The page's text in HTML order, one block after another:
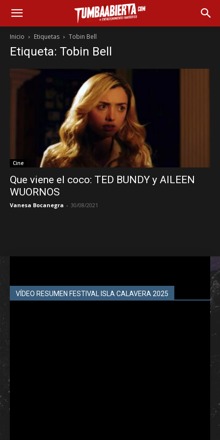
Inicio Etiquetas Tobin Bell
Etiqueta: Tobin Bell
Cine
Que viene el coco: TED BUNDY y AILEEN
WUORNOS
Vanesa Bocanegra - 30/08/2021
VÍDEO RESUMEN FESTIVAL ISLA CALAVERA 2025